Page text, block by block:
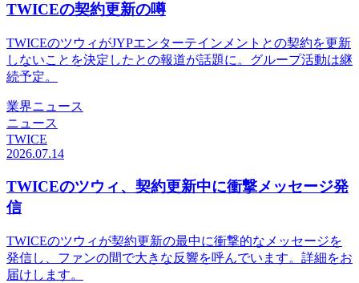
TWICEの契約更新の噂
TWICEのツウィがJYPエンターテインメントとの契約を更新
しないことを決定したとの報道が話題に。グループ活動は継
続予定。
業界ニュース
ニュース
TWICE
2026.07.14
TWICEのツウィ、契約更新中に衝撃メッセージ発
信
TWICEのツウィが契約更新の最中に衝撃的なメッセージを
発信し、ファンの間で大きな反響を呼んでいます。詳細をお
届けします。